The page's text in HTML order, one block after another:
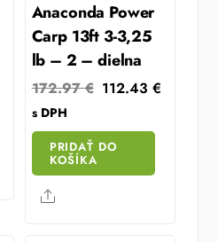
Anaconda Power
Carp 13ft 3-3,25
lb – 2 – dielna
172.97€ Original
was:
112.43€
s DPH
PRIDAŤ DO
KOŠÍKA
Share